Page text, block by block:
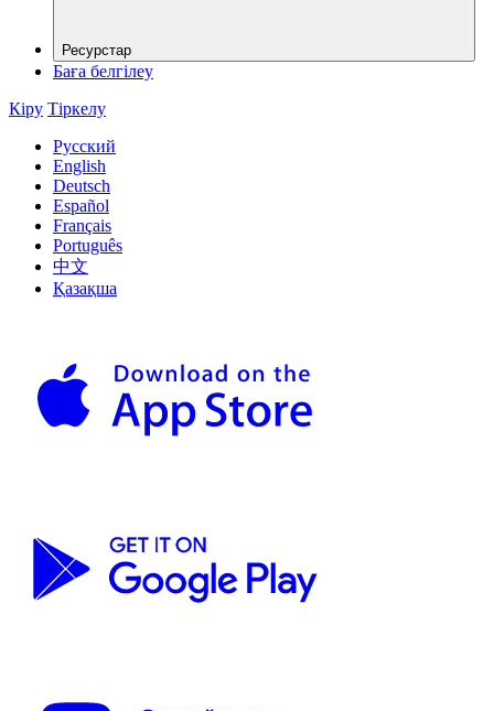
Ресурстар
Баға белгілеу
Кіру Тіркелу
Русский
English
Deutsch
Español
Français
Português
中文
Қазақша